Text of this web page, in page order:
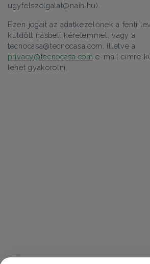
ugyfelszolgalat@naih.hu).
Ezen jogait az adatkezelőnek a fenti
küldött írásbeli kérelemmel, vagy a
tecnocasa@tecnocasa.com, illetve a
privacy@tecnocasa.com e-mail címre
lehet gyakorolni.